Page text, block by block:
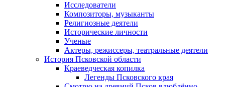
Исследователи
Композиторы, музыканты
Религиозные деятели
Исторические личности
Ученые
Актеры, режиссеры, театральные деятели
История Псковской области
Краеведческая копилка
Легенды Псковского края